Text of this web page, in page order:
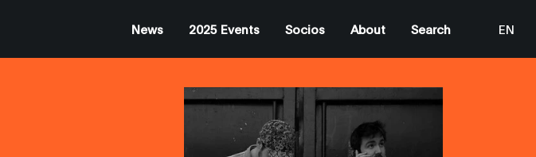
News 2025 Events Socios About Search
EN
CA